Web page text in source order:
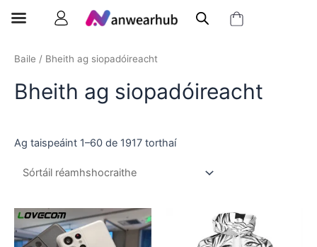
Baile / Bheith ag siopadóireacht
Bheith ag siopadóireacht
Ag taispeáint 1–60 de 1917 torthaí